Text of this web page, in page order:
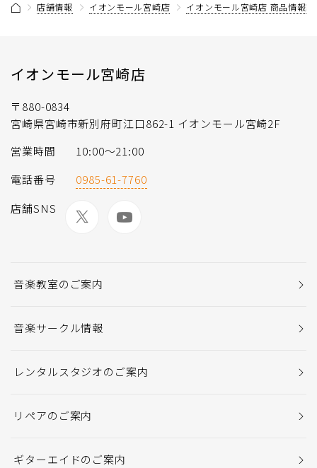
店舗情報 イオンモール宮崎店 イオンモール宮崎店 商品情報
イオンモール宮崎店
〒880-0834
宮崎県宮崎市新別府町江口862-1 イオンモール宮崎2F
営業時間
10:00〜21:00
電話番号
0985-61-7760
店舗SNS
音楽教室のご案内
音楽サークル情報
レンタルスタジオのご案内
リペアのご案内
ギターエイドのご案内